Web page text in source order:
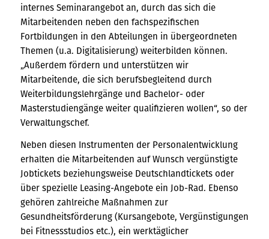
internes Seminarangebot an, durch das sich die
Mitarbeitenden neben den fachspezifischen
Fortbildungen in den Abteilungen in übergeordneten
Themen (u.a. Digitalisierung) weiterbilden können.
„Außerdem fördern und unterstützen wir
Mitarbeitende, die sich berufsbegleitend durch
Weiterbildungslehrgänge und Bachelor- oder
Masterstudiengänge weiter qualifizieren wollen“, so der
Verwaltungschef.
Neben diesen Instrumenten der Personalentwicklung
erhalten die Mitarbeitenden auf Wunsch vergünstigte
Jobtickets beziehungsweise Deutschlandtickets oder
über spezielle Leasing-Angebote ein Job-Rad. Ebenso
gehören zahlreiche Maßnahmen zur
Gesundheitsförderung (Kursangebote, Vergünstigungen
bei Fitnessstudios etc.), ein werktäglicher